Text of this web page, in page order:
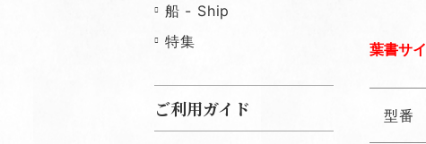
葉書サ
型番
船 - Ship
特集
ご利用ガイド